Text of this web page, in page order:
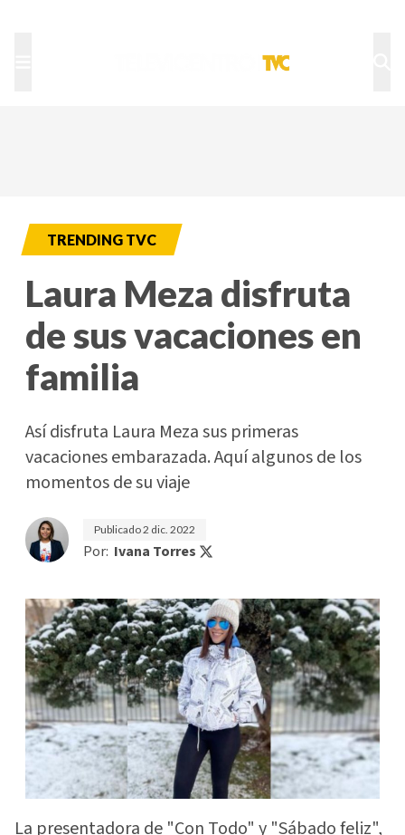
TRENDING TVC
Laura Meza disfruta
de sus vacaciones en
familia
Así disfruta Laura Meza sus primeras
vacaciones embarazada. Aquí algunos de los
momentos de su viaje
Publicado2 dic. 2022
Por: Ivana Torres
La presentadora de "Con Todo" y "Sábado feliz",